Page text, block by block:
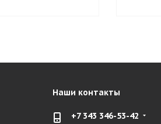
Наши контакты
+7 343 346-53-42